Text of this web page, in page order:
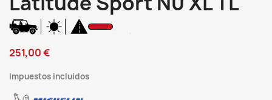
251,00 €
Impuestos incluidos